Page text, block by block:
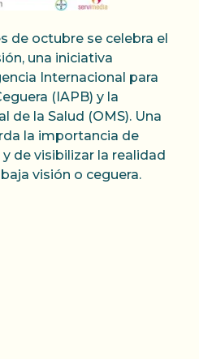
de octubre se celebra el
una iniciativa
Internacional para
(IAPB) y la
de la Salud (OMS). Una
la importancia de
de visibilizar la realidad
visión o ceguera.